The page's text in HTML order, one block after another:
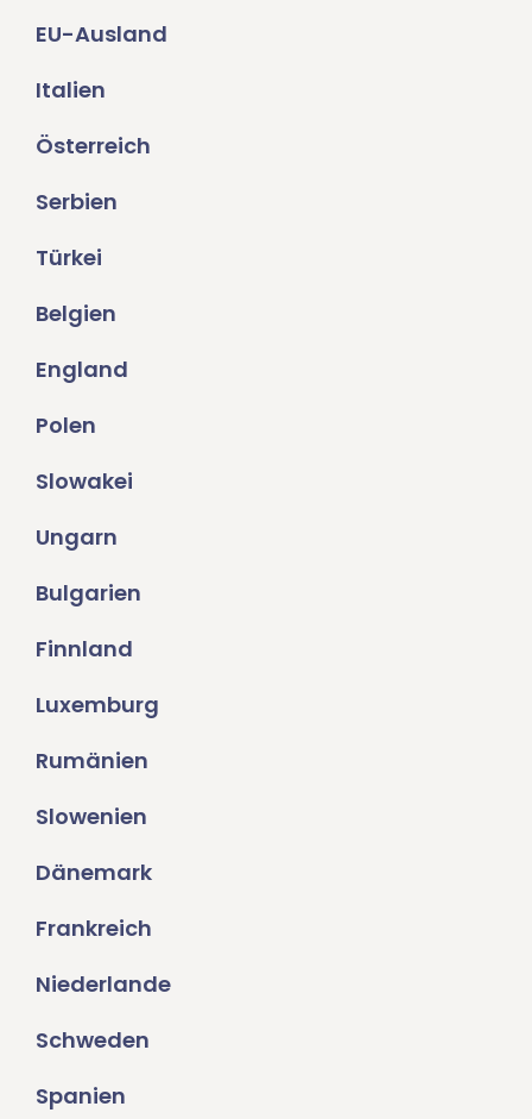
EU-Ausland
Italien
Österreich
Serbien
Türkei
Belgien
England
Polen
Slowakei
Ungarn
Bulgarien
Finnland
Luxemburg
Rumänien
Slowenien
Dänemark
Frankreich
Niederlande
Schweden
Spanien